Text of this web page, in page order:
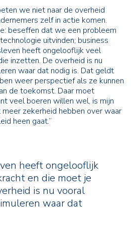
we niet naar de overheid
zelf in actie komen.
beseffen dat we een probleem
uitvinden; business
heeft ongelooflijk veel
inzetten. De overheid is nu
waar dat nodig is. Dat geldt
weer perspectief als ze kunnen
de toekomst. Daar moet
veel boeren willen wel, is mijn
zekerheid hebben over waar
heen gaat.’’
heeft ongelooflijk
en die moet je
is nu vooral
waar dat